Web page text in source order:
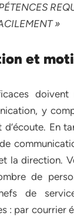
»
et
y
En
la direction.
de
de
: par courrier